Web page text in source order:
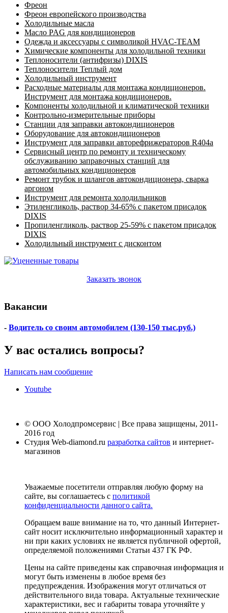
Фреон
Фреон европейского производства
Холодильные масла
Масло PAG для кондиционеров
Одежда и аксессуары с символикой HVAC-TEAM
Химические компоненты для холодильной техники
Теплоносители (антифризы) DIXIS
Теплоносители Теплый дом
Холодильный инструмент
Расходные материалы для монтажа кондиционеров.
Инструмент для монтажа кондиционеров.
Компоненты холодильной и климатической техники
Контрольно-измерительные приборы
Станции для заправки автокондиционеров
Оборудование для автокондиционеров
Инструмент для заправки авторефрижераторов R404a
Сервисный центр по ремонту и техническому
обслуживанию заправочных станций для
автомобильных кондиционеров
Ремонт трубок и шлангов автокондиционера, сварка
аргоном
Инструмент для ремонта холодильников
Этиленгликоль, раствор 34-65% с пакетом присадок
DIXIS
Пропиленгликоль, раствор 25-59% с пакетом присадок
DIXIS
Холодильный инструмент с дисконтом
Заказать звонок
Вакансии
- Водитель со своим автомобилем (130-150 тыс.руб.)
У вас остались вопросы?
Написать нам сообщение
Youtube
© ООО Холодпромсервис | Все права защищены, 2011-
2016 год
Студия Web-diamond.ru разработка сайтов и интернет-
магазинов
Уважаемые посетители отправляя любую форму на
сайте, вы соглашаетесь с политикой
конфиденциальности данного сайта.
Обращаем ваше внимание на то, что данный Интернет-
сайт носит исключительно информационный характер и
ни при каких условиях не является публичной офертой,
определяемой положениями Статьи 437 ГК РФ.
Цены на сайте приведены как справочная информация и
могут быть изменены в любое время без
предупреждения. Изображения могут отличаться от
действительного вида товара. Актуальные технические
характеристики, вес и габариты товара уточняйте у